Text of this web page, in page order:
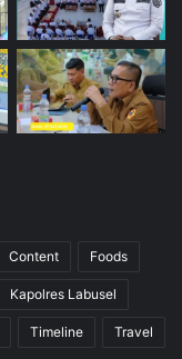
Content Foods
Kapolres Labusel
Timeline Travel